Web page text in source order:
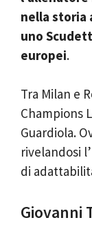
nella storia
uno
europei.
Tra Milan e
Champions
Guardiola.
rivelandosi
di
Giovanni